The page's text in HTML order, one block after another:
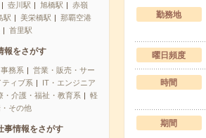
壺川駅 旭橋駅
赤嶺
駅 美栄橋駅
那覇空港
首里駅
報をさがす
務系
営業・販売・サー
ティブ系
IT・エンジニア
・介護・福祉・教育系
軽
その他
事情報をさがす
勤務地
曜日頻度
時間
期間